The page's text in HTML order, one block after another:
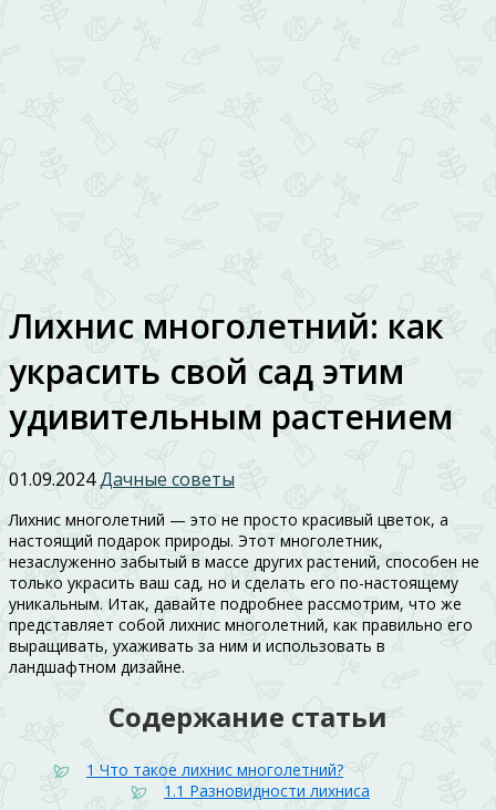
Лихнис многолетний: как
украсить свой сад этим
удивительным растением
01.09.2024Дачные советы
Лихнис многолетний — это не просто красивый цветок, а
настоящий подарок природы. Этот многолетник,
незаслуженно забытый в массе других растений, способен не
только украсить ваш сад, но и сделать его по-настоящему
уникальным. Итак, давайте подробнее рассмотрим, что же
представляет собой лихнис многолетний, как правильно его
выращивать, ухаживать за ним и использовать в
ландшафтном дизайне.
Содержание статьи
1 Что такое лихнис многолетний?
1.1 Разновидности лихниса